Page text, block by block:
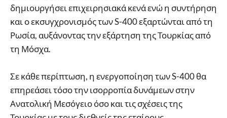
δημιουργήσει επιχειρησιακά κενά ενώ η συντήρηση
και ο εκσυγχρονισμός των S-400 εξαρτώνται από τη
Ρωσία, αυξάνοντας την εξάρτηση της Τουρκίας από
τη Μόσχα.
Σε κάθε περίπτωση, η ενεργοποίηση των S-400 θα
επηρεάσει τόσο την ισορροπία δυνάμεων στην
Ανατολική Μεσόγειο όσο και τις σχέσεις της